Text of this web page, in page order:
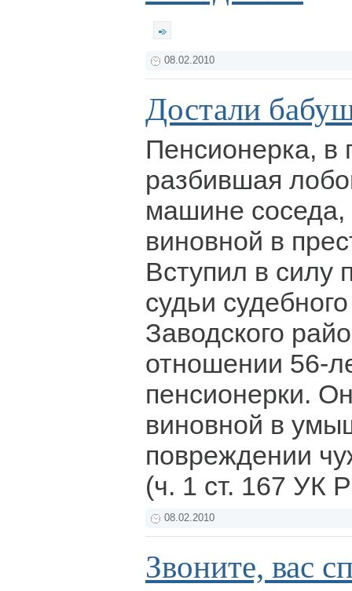
08.02.2010
Достали
Пенсионерка, в
разбившая
машине соседа,
виновной в
Вступил в силу
судьи
Заводского
отношении 56-
пенсионерки.
виновной в
повреждении
(ч. 1 ст. 167 УК
08.02.2010
Звоните, вас